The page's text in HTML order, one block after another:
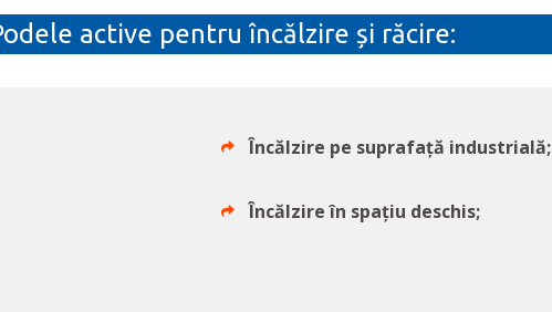
active pentru încălzire și răcire:
Încălzire pe suprafață industrială;
Încălzire în spațiu deschis;